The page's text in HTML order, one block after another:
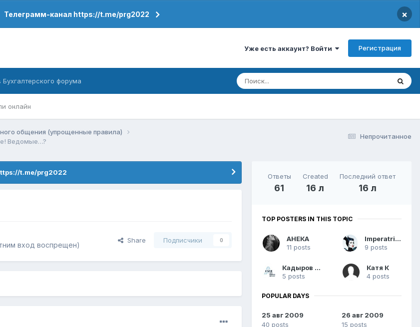
Телеграмм-канал https://t.me/prg2022 ×
Уже есть аккаунт? Войти Регистрация
онлайн
форума
Непрочитанное
общения (упрощенные правила)
Ведомые…?
t.me/prg2022
вход воспрещен)
Share Подписчики 0
Ответы
61
Created
16 л
Последний ответ
16 л
TOP POSTERS IN THIS TOPIC
АНЕКА
11 posts
Imperatritsa
9 posts
Кадыров Ренат
5 posts
Катя К
4 posts
POPULAR DAYS
25 авг 2009
40 posts
26 авг 2009
15 posts